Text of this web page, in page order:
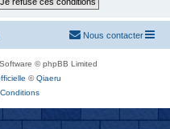
Nous contacter
© phpBB Limited
©Qiaeru
Conditions